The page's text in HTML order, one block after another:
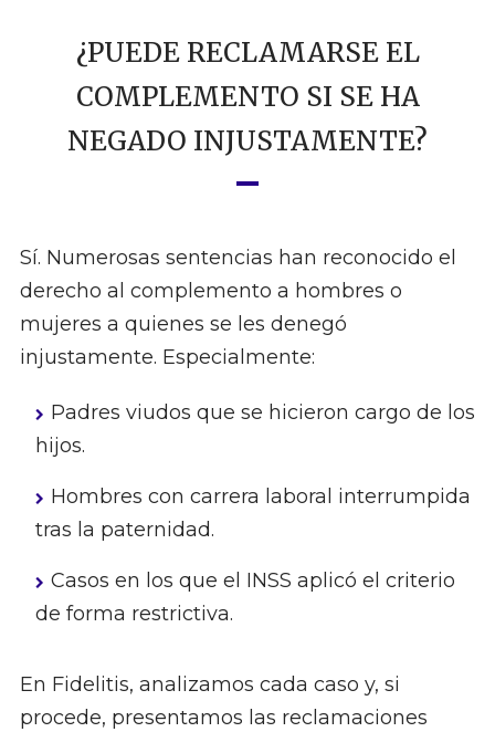
¿PUEDE RECLAMARSE EL
COMPLEMENTO SI SE HA
NEGADO INJUSTAMENTE?
Sí. Numerosas sentencias han reconocido el
derecho al complemento a hombres o
mujeres a quienes se les denegó
injustamente. Especialmente:
Padres viudos que se hicieron cargo de los
hijos.
Hombres con carrera laboral interrumpida
tras la paternidad.
Casos en los que el INSS aplicó el criterio
de forma restrictiva.
En Fidelitis, analizamos cada caso y, si
procede, presentamos las reclamaciones